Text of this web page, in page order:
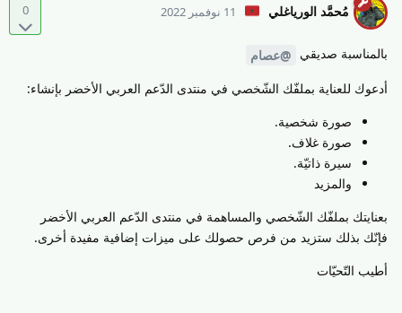
0 مُحمَّد الورياغلي 11 نوفمبر 2022
بالمناسبة صديقي @عصام
أدعوك للعناية بملفّك الشّخصي في منتدى الدّعم العربي الأخضر بإنشاء:
صورة شخصية.
صورة غلاف.
سيرة ذاتيّة.
والمزيد
بعنايتك بملفّك الشّخصي والمساهمة في منتدى الدّعم العربي الأخضر
فإنّك بذلك ستزيد من فرص حصولك على ميزات إضافية مفيدة أخرى.
أطيب التّحيّات